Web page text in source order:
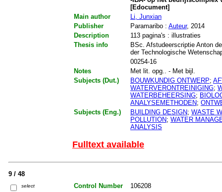
[Edocument]
Main author
Li, Junxian
Publisher
Paramaribo : Auteur, 2014
Description
113 pagina's : illustraties
Thesis info
BSc. Afstudeerscriptie Anton
der Technologische
00254-16
Notes
Met lit. opg.. - Met bijl.
Subjects (Dut.)
BOUWKUNDIG ONTWERP;
WATERVERONTREINIGING;
WATERBEHEERSING;
ANALYSEMETHODEN;
Subjects (Eng.)
BUILDING DESIGN; WASTE
POLLUTION; WATER
ANALYSIS
Fulltext available
9 / 48
select Control Number
106208